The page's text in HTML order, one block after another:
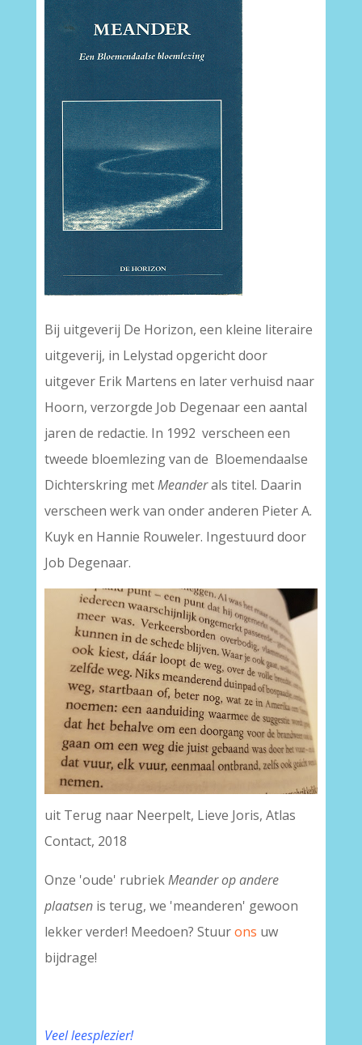
Bij uitgeverij De Horizon, een kleine literaire
uitgeverij, in Lelystad opgericht door
uitgever Erik Martens en later verhuisd naar
Hoorn, verzorgde Job Degenaar een aantal
jaren de redactie. In 1992 verscheen een
tweede bloemlezing van de Bloemendaalse
Dichterskring metMeanderals titel. Daarin
verscheen werk van onder anderen Pieter A.
Kuyk en Hannie Rouweler. Ingestuurd door
Job Degenaar.
uit Terug naar Neerpelt, Lieve Joris, Atlas
Contact, 2018
Onze 'oude' rubriekMeander op andere
plaatsen is terug, we 'meanderen' gewoon
lekker verder! Meedoen? Stuurons uw
bijdrage!
Veel leesplezier!